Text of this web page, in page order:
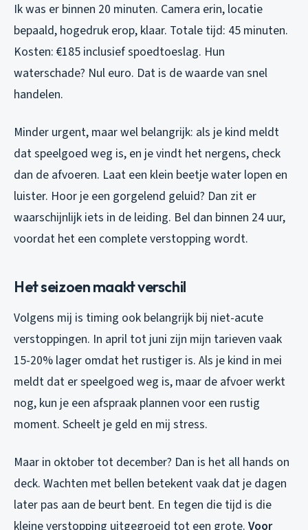
Ik was er binnen 20 minuten. Camera erin, locatie
bepaald, hogedruk erop, klaar. Totale tijd: 45 minuten.
Kosten: €185 inclusief spoedtoeslag. Hun
waterschade? Nul euro. Dat is de waarde van snel
handelen.
Minder urgent, maar wel belangrijk: als je kind meldt
dat speelgoed weg is, en je vindt het nergens, check
dan de afvoeren. Laat een klein beetje water lopen en
luister. Hoor je een gorgelend geluid? Dan zit er
waarschijnlijk iets in de leiding. Bel dan binnen 24 uur,
voordat het een complete verstopping wordt.
Het seizoen maakt verschil
Volgens mij is timing ook belangrijk bij niet-acute
verstoppingen. In april tot juni zijn mijn tarieven vaak
15-20% lager omdat het rustiger is. Als je kind in mei
meldt dat er speelgoed weg is, maar de afvoer werkt
nog, kun je een afspraak plannen voor een rustig
moment. Scheelt je geld en mij stress.
Maar in oktober tot december? Dan is het all hands on
deck. Wachten met bellen betekent vaak dat je dagen
later pas aan de beurt bent. En tegen die tijd is die
kleine verstopping uitgegroeid tot een grote. Voor